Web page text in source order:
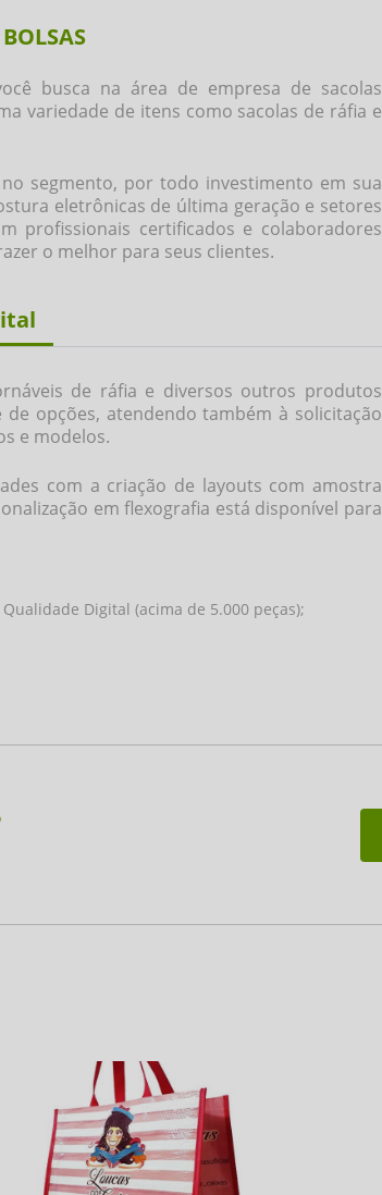
busca na área de empresa de sacolas
variedade de itens como sacolas de ráfia e
segmento, por todo investimento em sua
eletrônicas de última geração e setores
profissionais certificados e colaboradores
o melhor para seus clientes.
de ráfia e diversos outros produtos
opções, atendendo também à solicitação
e modelos.
com a criação de layouts com amostra
em flexografia está disponível para
Digital (acima de 5.000 peças);